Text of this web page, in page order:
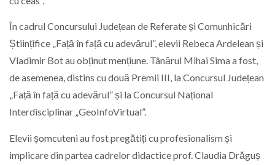
În cadrul Concursului Județean de Referate și Comunhicări
Științifice „Față în față cu adevărul”, elevii Rebeca Ardelean și
Vladimir Bot au obținut mențiune. Tânărul Mihai Sima a fost,
de asemenea, distins cu două Premii III, la Concursul Județean
„Față în față cu adevărul” și la Concursul Național
Interdisciplinar „GeoInfoVirtual”.
Elevii șomcuteni au fost pregătiți cu profesionalism și
implicare din partea cadrelor didactice prof. Claudia Drăguș